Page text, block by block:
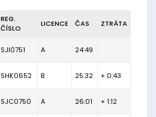
REG.
ČÍSLO
LICENCE ČAS ZTRÁTA
SJI0751 A 24:49
SHK0652 B 25:32 + 0:43
SJC0750 A 26:01 + 1:12